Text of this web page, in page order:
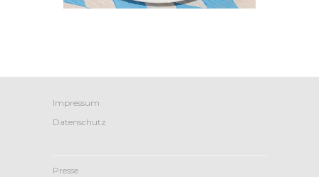
Impressum
Datenschutz
Presse